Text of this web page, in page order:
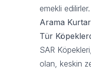
emekli edilirler.
Arama
Tür
SAR
olan, keskin